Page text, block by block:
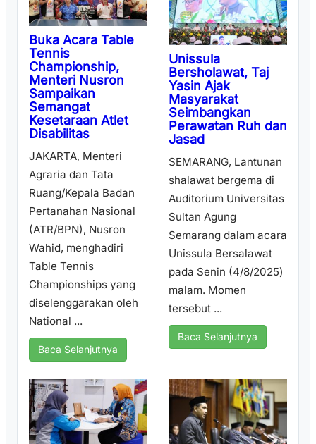
Buka Acara Table
Tennis
Championship,
Menteri Nusron
Sampaikan
Semangat
Kesetaraan Atlet
Disabilitas
JAKARTA, Menteri
Agraria dan Tata
Ruang/Kepala Badan
Pertanahan Nasional
(ATR/BPN), Nusron
Wahid, menghadiri
Table Tennis
Championships yang
diselenggarakan oleh
National ...
Baca Selanjutnya
Unissula
Bersholawat, Taj
Yasin Ajak
Masyarakat
Seimbangkan
Perawatan Ruh dan
Jasad
SEMARANG, Lantunan
shalawat bergema di
Auditorium Universitas
Sultan Agung
Semarang dalam acara
Unissula Bersalawat
pada Senin (4/8/2025)
malam. Momen
tersebut ...
Baca Selanjutnya